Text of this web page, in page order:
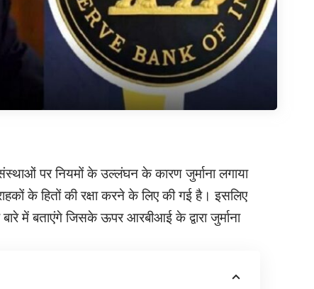
पर नियमों के उल्लंघन के कारण जुर्माना लगाया
के हितों की रक्षा करने के लिए की गई है। इसलिए
बताएंगे जिसके ऊपर आरबीआई के द्वारा जुर्माना